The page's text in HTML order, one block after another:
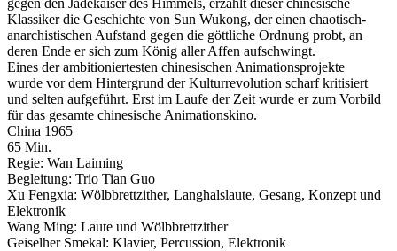
Klassiker die Geschichte von Sun Wukong, der einen chaotisch-
anarchistischen Aufstand gegen die göttliche Ordnung probt, an
deren Ende er sich zum König aller Affen aufschwingt.
Eines der ambitioniertesten chinesischen Animationsprojekte
wurde vor dem Hintergrund der Kulturrevolution scharf kritisiert
und selten aufgeführt. Erst im Laufe der Zeit wurde er zum Vorbild
für das gesamte chinesische Animationskino.
China 1965
65 Min.
Regie: Wan Laiming
Begleitung: Trio Tian Guo
Xu Fengxia: Wölbbrettzither, Langhalslaute, Gesang, Konzept und
Elektronik
Wang Ming: Laute und Wölbbrettzither
Geiselher Smekal: Klavier, Percussion, Elektronik